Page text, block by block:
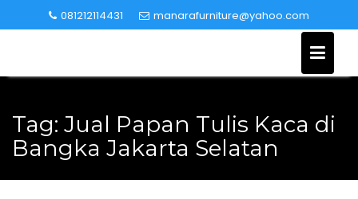
to
081212114431 manarafurniture@yahoo.com
Tag: Jual Papan Tulis Kaca di
Bangka Jakarta Selatan